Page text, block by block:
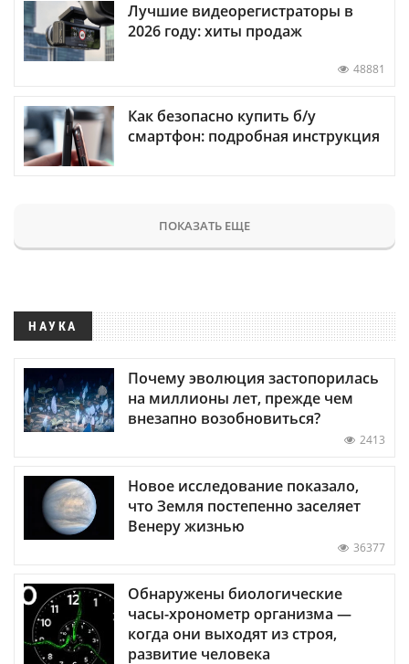
Лучшие видеорегистраторы в
2026 году: хиты продаж
48881
Как безопасно купить б/у
смартфон: подробная инструкция
ПОКАЗАТЬ ЕЩЕ
НАУКА
Почему эволюция застопорилась
на миллионы лет, прежде чем
внезапно возобновиться?
2413
Новое исследование показало,
что Земля постепенно заселяет
Венеру жизнью
36377
Обнаружены биологические
часы-хронометр организма —
когда они выходят из строя,
развитие человека